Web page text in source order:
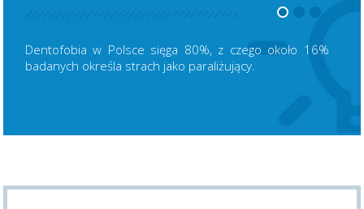
Dentofobia w Polsce sięga 80%, z czego około 16%
badanych określa strach jako paraliżujący.